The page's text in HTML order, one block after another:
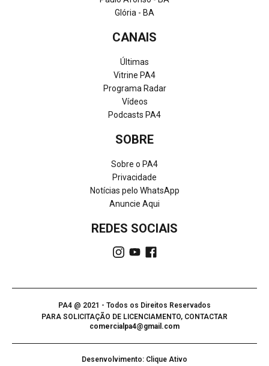
Glória - BA
CANAIS
Últimas
Vitrine PA4
Programa Radar
Vídeos
Podcasts PA4
SOBRE
Sobre o PA4
Privacidade
Notícias pelo WhatsApp
Anuncie Aqui
REDES SOCIAIS
PA4 @ 2021 - Todos os Direitos Reservados
PARA SOLICITAÇÃO DE LICENCIAMENTO, CONTACTAR
comercialpa4@gmail.com
Desenvolvimento: Clique Ativo